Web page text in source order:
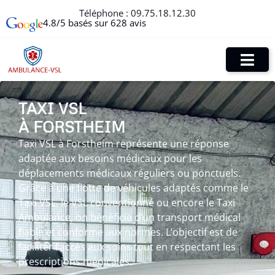
Téléphone : 09.75.18.12.30
4.8/5 basés sur 628 avis
TAXI VSL
À FORSTHEIM
Taxi VSL à Forstheim représente une réponse
adaptée aux besoins médicaux pour les
déplacements médicaux réguliers ou ponctuels.
Grâce à une flotte de véhicules adaptés comme le
Taxi VSL, le VSL conventionné ou encore le Taxi
Ambulance, on bénéficie d’un transport médical
fiable et conforme aux normes. L’objectif est de
faciliter l’accès aux soins tout en respectant les
prescriptions médicales.